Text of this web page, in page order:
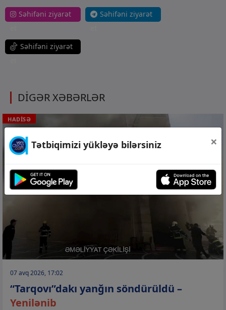
Səhifəni ziyarət
Səhifəni ziyarət
Səhifəni ziyarət
DİGƏR XƏBƏRLƏR
HADİSƏ
07 avq 2026, 17:02
“Tarqovı”dakı yanğın söndürüldü –
Yenilənib
Tətbiqimizi yükləyə bilərsiniz ×